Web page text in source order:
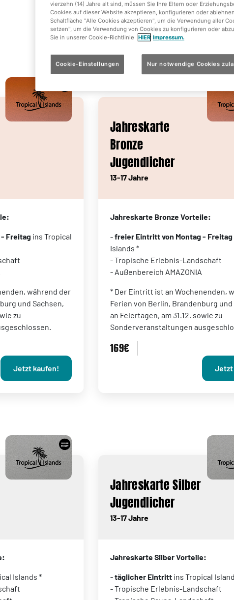
Als
Freitag ins Tropical
während der
und Sachsen,
zu
Jetzt kaufen!
Jahreskarte
Bronze
Jugendlicher
13-17 Jahre
Jahreskarte Bronze Vorteile:
-freier Eintritt von Montag - Freitag
Islands *
- Tropische Erlebnis-Landschaft
- Außenbereich AMAZONIA
* Der Eintritt ist an Wochenenden,
Ferien von Berlin, Brandenburg und
an Feiertagen, am 31.12. sowie zu
Sonderveranstaltungen
169€
Jetzt
Islands *
Jahreskarte Silber
Jugendlicher
13-17 Jahre
Jahreskarte Silber Vorteile:
-täglicher Eintritt ins Tropical
- Tropische Erlebnis-Landschaft
vierzehn (14) Jahre alt sind, müssen Sie Ihre Eltern oder
Cookies auf dieser Website akzeptieren, konfigurieren oder
Schaltfläche "Alle Cookies akzeptieren", um die Verwendung aller
setzen", um die Verwendung von Cookies zu konfigurieren oder
Sie in unserer Cookie-Richtlinie
HIER Impressum.
Cookie-Einstellungen Nur notwendige Cookies